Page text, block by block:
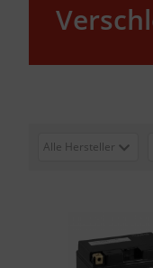
Alle Hersteller